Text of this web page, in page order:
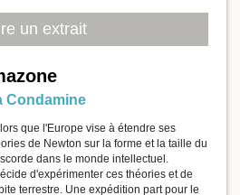
un extrait
Condamine
que l'Europe vise à étendre ses
de Newton sur la forme et la taille du
dans le monde intellectuel.
d'expérimenter ces théories et de
terrestre. Une expédition part pour le